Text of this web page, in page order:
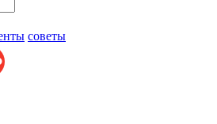
советы